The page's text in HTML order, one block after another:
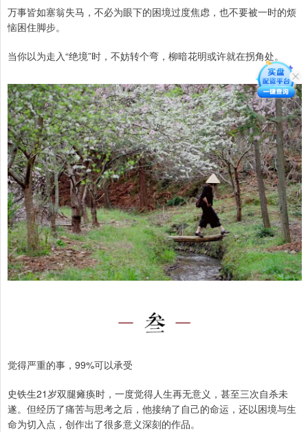
万事皆如塞翁失马，不必为眼下的困境过度焦虑，也不要被一时的烦
恼困住脚步。
当你以为走入“绝境”时，不妨转个弯，柳暗花明或许就在拐角处。
觉得严重的事，99%可以承受
史铁生21岁双腿瘫痪时，一度觉得人生再无意义，甚至三次自杀未
遂。但经历了痛苦与思考之后，他接纳了自己的命运，还以困境与生
命为切入点，创作出了很多意义深刻的作品。